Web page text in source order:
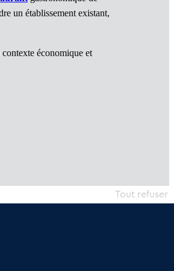
un établissement existant,
économique et
Tout refuser